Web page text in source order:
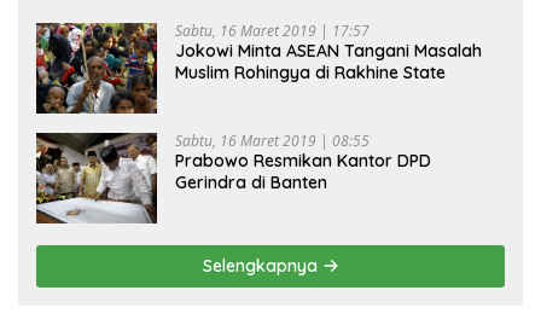
Sabtu, 16 Maret 2019 | 17:57
Jokowi Minta ASEAN Tangani Masalah
Muslim Rohingya di Rakhine State
Sabtu, 16 Maret 2019 | 08:55
Prabowo Resmikan Kantor DPD
Gerindra di Banten
Selengkapnya